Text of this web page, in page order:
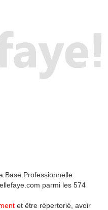
Base Professionnelle
parmi les 574
et être répertorié, avoir